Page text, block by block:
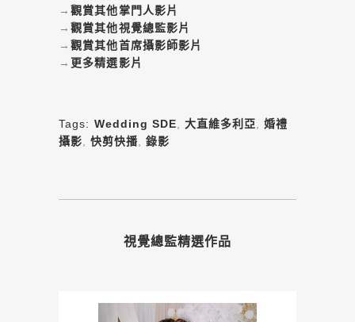
→觀賞其他掌門人影片
→觀賞其他視覺總監影片
→觀賞其他首席攝影師影片
→ 更多精選影片
Tags: Wedding SDE 大直維多利亞 ,婚禮
攝影 ,快剪快播 ,錄影
視覺總監精選作品